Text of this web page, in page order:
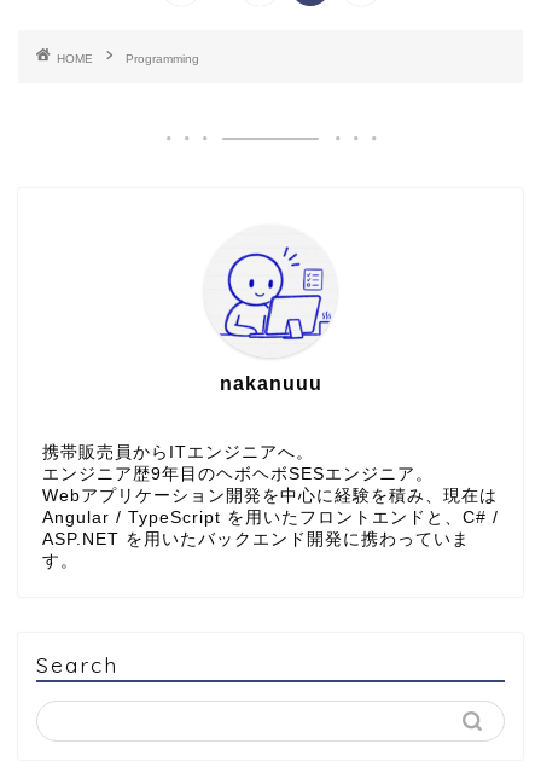
HOME Programming
nakanuuu
携帯販売員からITエンジニアへ。
エンジニア歴9年目のヘボヘボSESエンジニア。
Webアプリケーション開発を中心に経験を積み、現在は
Angular / TypeScript を用いたフロントエンドと、C# /
ASP.NET を用いたバックエンド開発に携わっていま
す。
Search